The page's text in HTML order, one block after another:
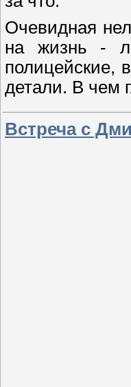
Очевидная
на жизнь -
полицейские,
детали. В чем
Встреча с